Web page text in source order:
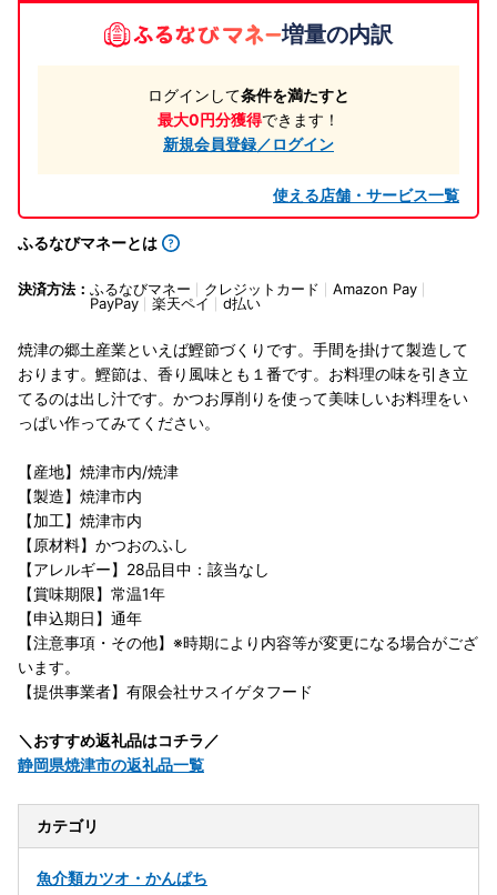
増量の内訳
ログインして条件を満たすと
最大0円分獲得できます！
新規会員登録／ログイン
使える店舗・サービス一覧
ふるなびマネーとは
決済方法： ふるなびマネー クレジットカード
Amazon Pay
PayPay
楽天ペイ d払い
焼津の郷土産業といえば鰹節づくりです。手間を掛けて製造して
おります。鰹節は、香り風味とも１番です。お料理の味を引き立
てるのは出し汁です。かつお厚削りを使って美味しいお料理をい
っぱい作ってみてください。
【産地】焼津市内/焼津
【製造】焼津市内
【加工】焼津市内
【原材料】かつおのふし
【アレルギー】28品目中：該当なし
【賞味期限】常温1年
【申込期日】通年
【注意事項・その他】※時期により内容等が変更になる場合がござ
います。
【提供事業者】有限会社サスイゲタフード
＼おすすめ返礼品はコチラ／
静岡県焼津市の返礼品一覧
カテゴリ
魚介類カツオ・かんぱち